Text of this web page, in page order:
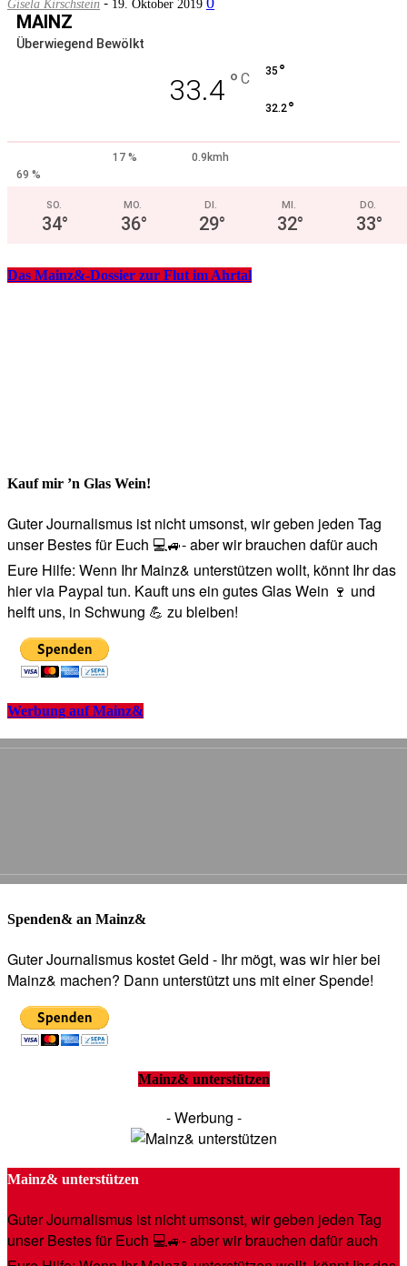
Gisela Kirschstein 19. Oktober 2019
MAINZ
Überwiegend Bewölkt
33.4 ° C 35 °
32.2°
17 %
0.9kmh
69 %
SO.
34°
MO.
36°
DI.
29°
MI.
32°
DO.
33°
Das Mainz&-Dossier zur Flut im Ahrtal
Kauf mir ’n Glas Wein!
Guter Journalismus ist nicht umsonst, wir geben jeden Tag
unser Bestes für Euch 💻🚙- aber wir brauchen dafür auch
Eure Hilfe: Wenn Ihr Mainz& unterstützen wollt, könnt Ihr das
hier via Paypal tun. Kauft uns ein gutes Glas Wein 🍷 und
helft uns, in Schwung 💪 zu bleiben!
Werbung auf Mainz&
Spenden& an Mainz&
Guter Journalismus kostet Geld - Ihr mögt, was wir hier bei
Mainz& machen? Dann unterstützt uns mit einer Spende!
Mainz& unterstützen
- Werbung -
Mainz& unterstützen
Guter Journalismus ist nicht umsonst, wir geben jeden Tag
unser Bestes für Euch 💻🚙- aber wir brauchen dafür auch